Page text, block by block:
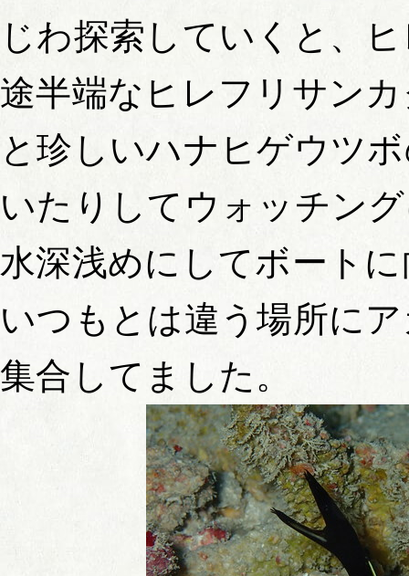
じわ探索していくと、
途半端なヒレフリサン
と珍しいハナヒゲウツ
いたりしてウォッチン
水深浅めにしてボート
いつもとは違う場所に
集合してました。